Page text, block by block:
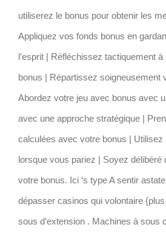
utiliserez le bonus pour obtenir les
Appliquez vos fonds bonus en
l’esprit | Réfléchissez tactiquement à
bonus | Répartissez soigneusement
Abordez votre jeu avec bonus avec
avec une approche stratégique |
calculées avec votre bonus | Utilisez
lorsque vous pariez | Soyez délibéré
votre bonus. Ici ‘s type A sentir
dépasser casinos qui volontaire
sous d’extension . Machines à sous